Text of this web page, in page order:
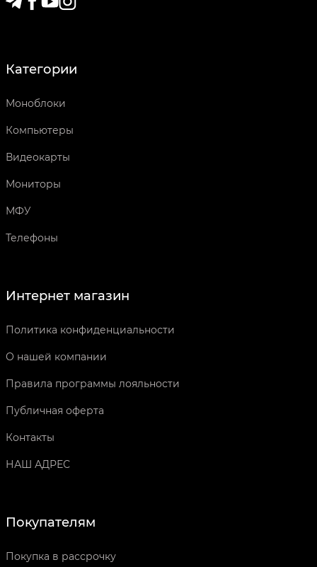
Категории
Моноблоки
Компьютеры
Видеокарты
Мониторы
МФУ
Телефоны
Интернет магазин
Политика конфиденциальности
О нашей компании
Правила программы лояльности
Публичная оферта
Контакты
НАШ АДРЕС
Покупателям
Покупка в рассрочку